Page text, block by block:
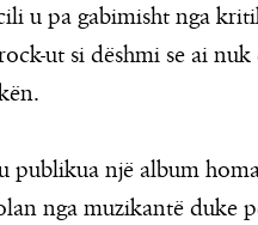
u pa gabimisht nga
ut si dëshmi se ai
publikua një album
nga muzikantë duke